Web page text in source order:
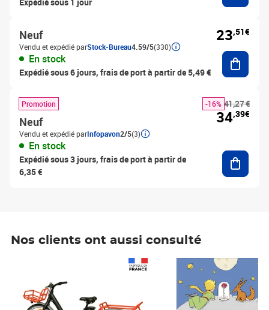
Neuf
Vendu et expédié parStock-Bureau4.59/5(330)
En stock
Expédié sous 6 jours, frais de port à partir de 5,49 €
23,51€
Promotion
Neuf
Vendu et expédié parInfopavon2/5(3)
En stock
Expédié sous 3 jours, frais de port à partir de
6,35 €
41,27 €
-16%
34,39€
Nos clients ont aussi consulté
Prix 7,50€